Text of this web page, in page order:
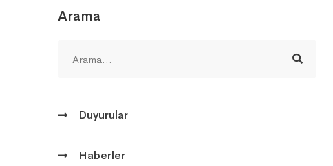
Arama
Duyurular
Haberler